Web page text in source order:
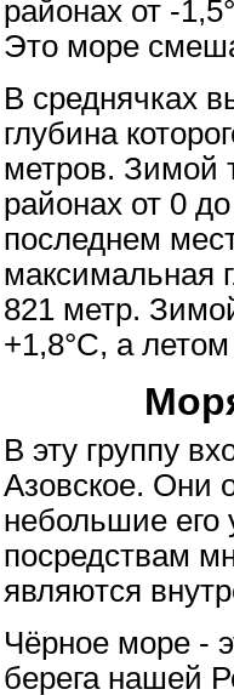
районах от -
Это море
В среднячках
глубина
метров. Зимой
районах от 0
последнем
максимальная
821 метр.
+1,8°С, а
В эту группу
Азовское. Они
небольшие его
посредствам
являются
Чёрное море -
берега нашей